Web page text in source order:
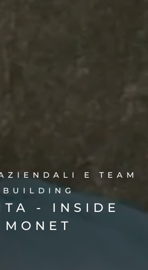
E TEAM
BUILDING
- INSIDE
MONET